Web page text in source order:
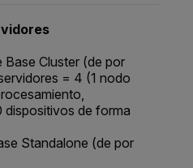
Base Cluster (de por
= 4 (1 nodo
de forma
Standalone (de por